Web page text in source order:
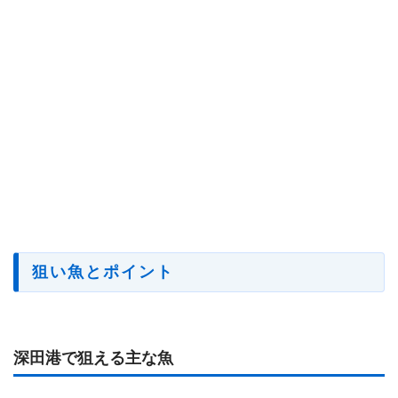
狙い魚とポイント
深田港で狙える主な魚